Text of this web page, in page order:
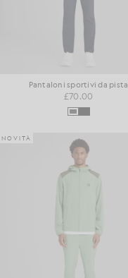
Pantaloni sportivi da pista
£70.00
NOVITÀ